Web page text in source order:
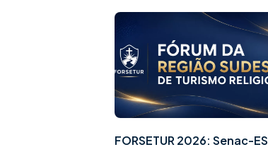
FORSETUR 2026: Senac-ES